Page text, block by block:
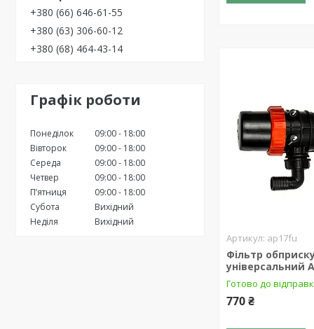
+380 (66) 646-61-55
+380 (63) 306-60-12
+380 (68) 464-43-14
Графік роботи
Понеділок 09:00
18:00
Вівторок
09:00
18:00
Середа
09:00
18:00
Четвер
09:00
18:00
Пʼятниця
09:00
18:00
Субота
Вихідний
Неділя
Вихідний
ap17fu
Фільтр
універсальний
Готово до
770 ₴